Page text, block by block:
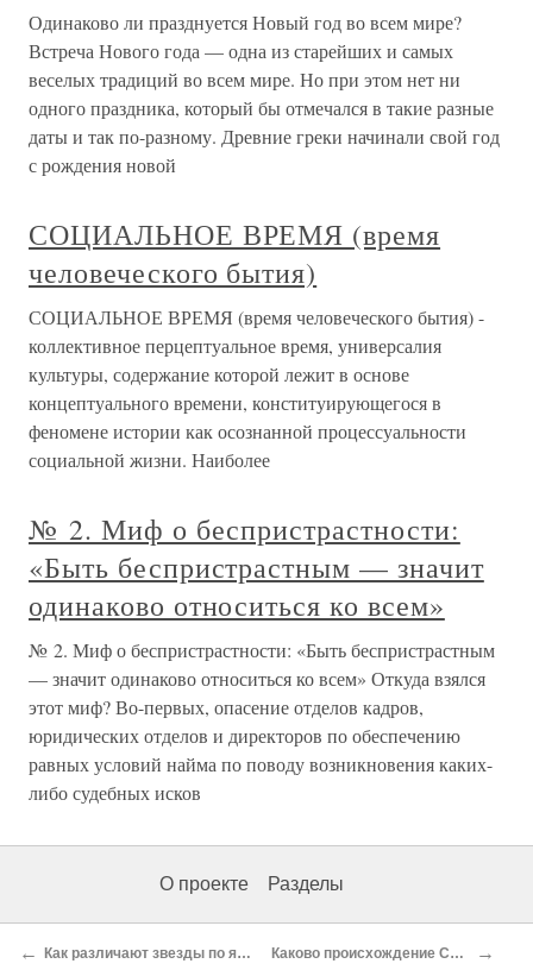
Одинаково ли празднуется Новый год во всем мире?
Встреча Нового года — одна из старейших и самых
веселых традиций во всем мире. Но при этом нет ни
одного праздника, который бы отмечался в такие разные
даты и так по-разному. Древние греки начинали свой год
с рождения новой
СОЦИАЛЬНОЕ ВРЕМЯ (время
человеческого бытия)
СОЦИАЛЬНОЕ ВРЕМЯ (время человеческого бытия) -
коллективное перцептуальное время, универсалия
культуры, содержание которой лежит в основе
концептуального времени, конституирующегося в
феномене истории как осознанной процессуальности
социальной жизни. Наиболее
№ 2. Миф о беспристрастности:
«Быть беспристрастным — значит
одинаково относиться ко всем»
№ 2. Миф о беспристрастности: «Быть беспристрастным
— значит одинаково относиться ко всем» Откуда взялся
этот миф? Во-первых, опасение отделов кадров,
юридических отделов и директоров по обеспечению
равных условий найма по поводу возникновения каких-
либо судебных исков
О проекте Разделы
← Как различают звезды по яркости? Каково происхождение Cолнца? →